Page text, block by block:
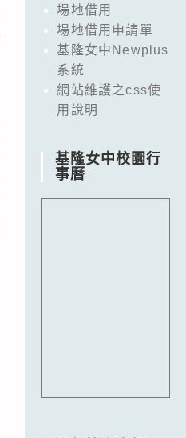
場地借用
場地借用申請單
基隆女中Newplus
系統
網站維護之css使
用說明
基隆女中校園行
事曆